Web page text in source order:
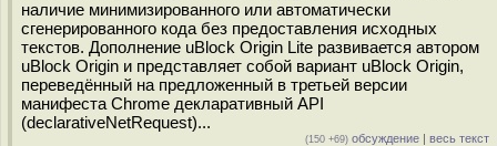
наличие минимизированного или автоматически
сгенерированного кода без предоставления исходных
текстов. Дополнение uBlock Origin Lite развивается автором
uBlock Origin и представляет собой вариант uBlock Origin,
переведённый на предложенный в третьей версии
манифеста Chrome декларативный API
(declarativeNetRequest)...
(150 +69) обсуждение | весь текст